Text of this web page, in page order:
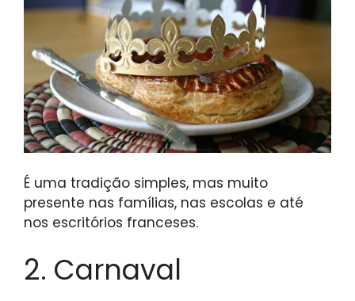
É uma tradição simples, mas muito
presente nas famílias, nas escolas e até
nos escritórios franceses.
2. Carnaval